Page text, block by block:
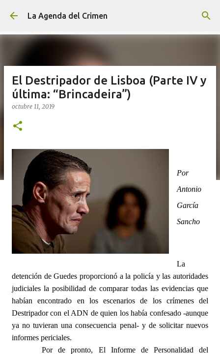
Ir al contenido principal
La Agenda del Crimen
El Destripador de Lisboa (Parte IV y
última: “Brincadeira”)
octubre 11, 2019
Por
Antonio
García
Sancho
La
detención de Guedes proporcionó a la policía y las autoridades
judiciales la posibilidad de comparar todas las evidencias que
habían encontrado en los escenarios de los crímenes del
Destripador con el ADN de quien los había confesado -aunque
ya no tuvieran una consecuencia penal- y de solicitar nuevos
informes periciales.
Por de pronto, El Informe de Personalidad del